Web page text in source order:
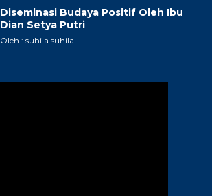
Diseminasi Budaya Positif Oleh Ibu
Dian Setya Putri
Oleh : suhila suhila